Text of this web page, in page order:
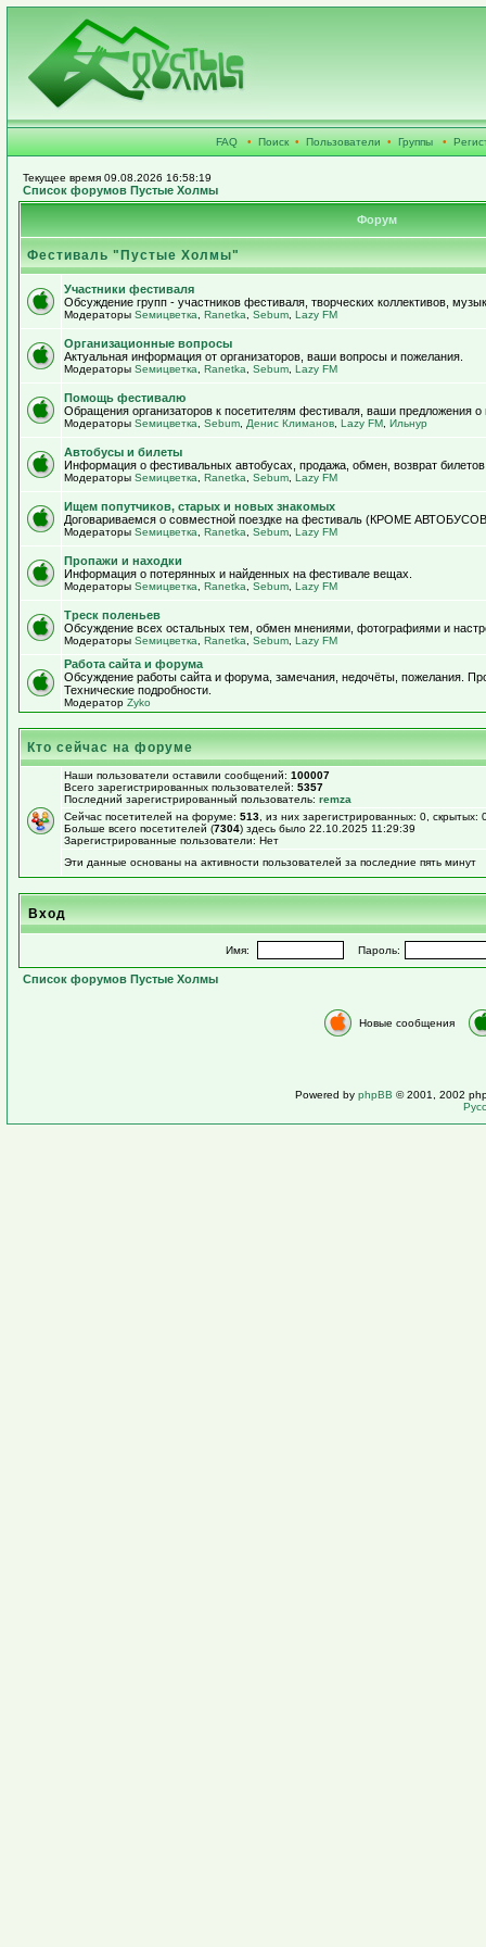
FAQ • Поиск • Пользователи • Группы •
Текущее время 09.08.2026 16:58:19
Список форумов Пустые Холмы
Форум
Фестиваль "Пустые Холмы"
Участники фестиваля
Обсуждение групп - участников фестиваля, творческих коллективов,
Модераторы Sемицветка Ranetka Sebum Lazy FM
Организационные вопросы
Актуальная информация от организаторов, ваши вопросы и пожелания.
Модераторы Sемицветка Ranetka Sebum Lazy FM
Помощь фестивалю
Обращения организаторов к посетителям фестиваля, ваши предложения
Модераторы Sемицветка Sebum Денис Климанов Lazy FM Ильнур
Автобусы и билеты
Информация о фестивальных автобусах, продажа, обмен, возврат
Модераторы Sемицветка Ranetka Sebum Lazy FM
Ищем попутчиков, старых и новых знакомых
Договариваемся о совместной поездке на фестиваль (КРОМЕ
Модераторы Sемицветка Ranetka Sebum Lazy FM
Пропажи и находки
Информация о потерянных и найденных на фестивале вещах.
Модераторы Sемицветка Ranetka Sebum Lazy FM
Треск поленьев
Обсуждение всех остальных тем, обмен мнениями, фотографиями и
Модераторы Sемицветка Ranetka Sebum Lazy FM
Работа сайта и форума
Обсуждение работы сайта и форума, замечания, недочёты, пожелания.
Технические подробности.
Модератор Zyko
Кто сейчас на форуме
Наши пользователи оставили сообщений: 100007
Всего зарегистрированных пользователей: 5357
Последний зарегистрированный пользователь: remza
Сейчас посетителей на форуме: 513 , из них зарегистрированных: 0,
Больше всего посетителей (7304) здесь было 22.10.2025 11:29:39
Зарегистрированные пользователи: Нет
Эти данные основаны на активности пользователей за последние пять минут
Вход
Имя: Пароль:
Список форумов Пустые Холмы
Новые сообщения
Powered by phpBB © 2001, 2002